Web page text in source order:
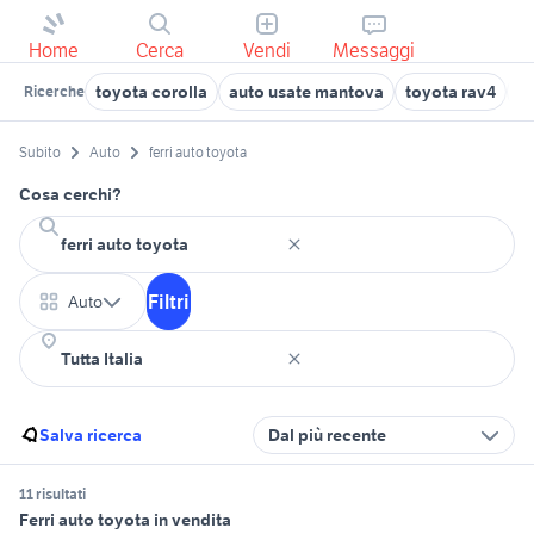
Home Cerca Vendi Messaggi
Ricerche toyota corolla auto usate mantova toyota rav4
Subito Auto ferri auto toyota
Cosa cerchi?
Auto Filtri
Salva ricerca Dal più recente
11 risultati
Ferri auto toyota in vendita